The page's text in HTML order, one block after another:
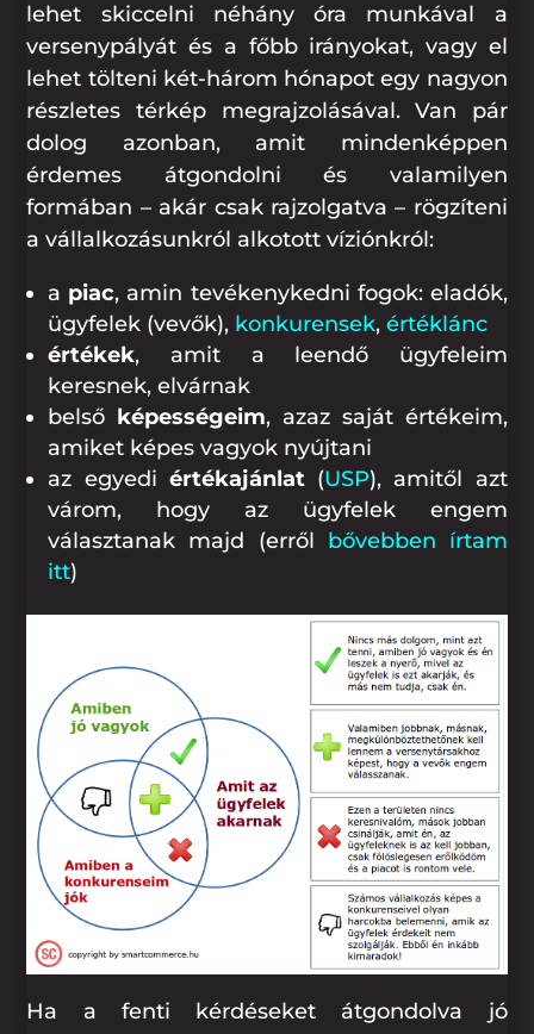
lehet skiccelni néhány óra munkával a
versenypályát és a főbb irányokat, vagy el
lehet tölteni két-három hónapot egy nagyon
részletes térkép megrajzolásával. Van pár
dolog azonban, amit mindenképpen
érdemes átgondolni és valamilyen
formában – akár csak rajzolgatva – rögzíteni
a vállalkozásunkról alkotott víziónkról:
a piac, amin tevékenykedni fogok: eladók,
ügyfelek (vevők), konkurensek,értéklánc
értékek, amit a leendő ügyfeleim
keresnek, elvárnak
belső képességeim, azaz saját értékeim,
amiket képes vagyok nyújtani
az egyedi értékajánlat(USP), amitől azt
várom, hogy az ügyfelek engem
választanak majd (erről bővebben írtam
itt)
Ha a fenti kérdéseket átgondolva jó